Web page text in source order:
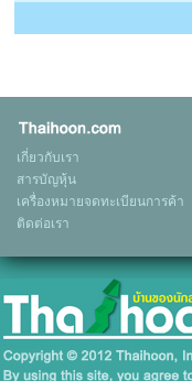
เกี่ยวกับเรา
สารบัญหุ้น
เครื่องหมายจดทะเบียนการค้า
ติดต่อเรา